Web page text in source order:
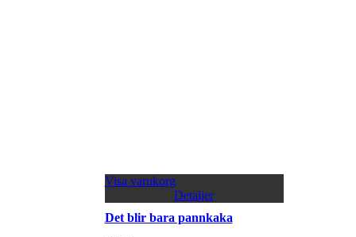
Visa varukorg
Detaljer
Det blir bara pannkaka